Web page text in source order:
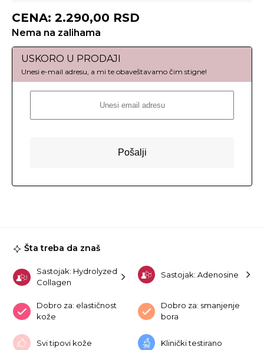
CENA: 2.290,00 RSD
Nema na zalihama
USKORO U PRODAJI
Šta treba da znaš
Sastojak: Hydrolyzed
Collagen
Sastojak: Adenosine
Dobro za: elastičnost
kože
Dobro za: smanjenje
bora
Svi tipovi kože Klinički testirano